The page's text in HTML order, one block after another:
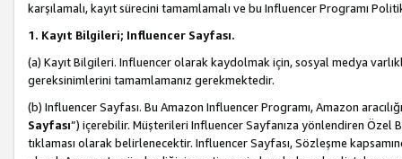
karşılamalı, kayıt sürecini tamamlamalı ve bu Influencer Programı
1. Kayıt Bilgileri; Influencer Sayfası.
(a) Kayıt Bilgileri. Influencer olarak kaydolmak için, sosyal medya
gereksinimlerini tamamlamanız gerekmektedir.
(b) Influencer Sayfası. Bu Amazon Influencer Programı, Amazon
Sayfası”) içerebilir. Müşterileri Influencer Sayfanıza yönlendiren Özel
tıklaması olarak belirlenecektir. Influencer Sayfası, Sözleşme